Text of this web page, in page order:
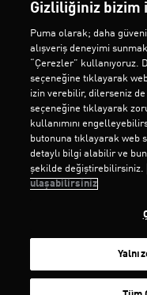
Gizliliğiniz bizim
Puma olarak; daha
alışveriş deneyimi
“Çerezler” kullanıyoruz.
seçeneğine tıklayarak
izin verebilir, dilerseniz de
seçeneğine tıklayarak
kullanımını
butonuna tıklayarak web
detaylı bilgi alabilir ve
şekilde değiştirebilirsiniz.
ulaşabilirsiniz